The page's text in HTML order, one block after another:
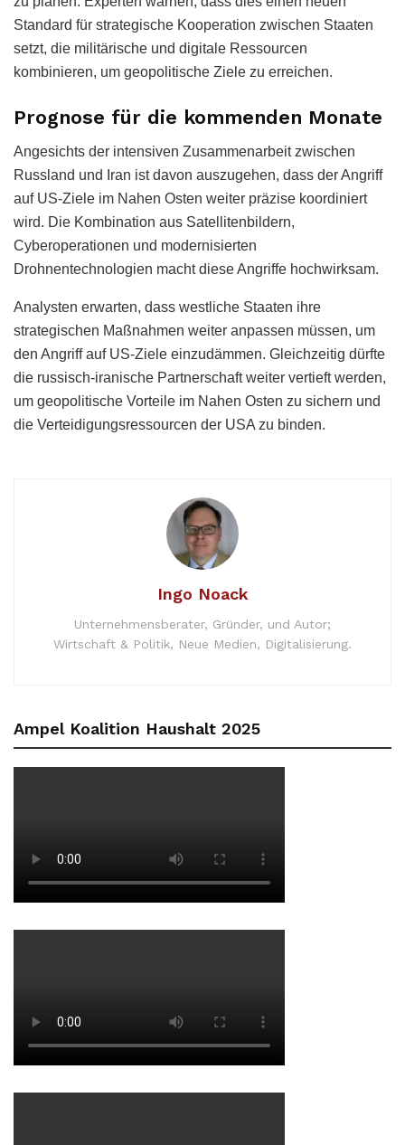
Standard für strategische Kooperation zwischen Staaten
setzt, die militärische und digitale Ressourcen
kombinieren, um geopolitische Ziele zu erreichen.
Prognose für die kommenden Monate
Angesichts der intensiven Zusammenarbeit zwischen
Russland und Iran ist davon auszugehen, dass der Angriff
auf US-Ziele im Nahen Osten weiter präzise koordiniert
wird. Die Kombination aus Satellitenbildern,
Cyberoperationen und modernisierten
Drohnentechnologien macht diese Angriffe hochwirksam.
Analysten erwarten, dass westliche Staaten ihre
strategischen Maßnahmen weiter anpassen müssen, um
den Angriff auf US-Ziele einzudämmen. Gleichzeitig dürfte
die russisch-iranische Partnerschaft weiter vertieft werden,
um geopolitische Vorteile im Nahen Osten zu sichern und
die Verteidigungsressourcen der USA zu binden.
Ingo Noack
Unternehmensberater, Gründer, und Autor;
Wirtschaft & Politik, Neue Medien, Digitalisierung.
Ampel Koalition Haushalt 2025